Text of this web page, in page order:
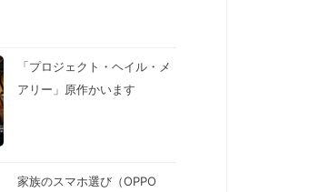
「プロジェクト・ヘイル・メ
アリー」原作かいます
家族のスマホ選び（OPPO